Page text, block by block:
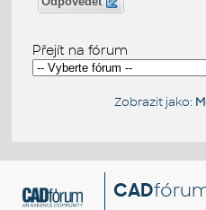
Přejít na fórum
Zobrazit jako:
CAD